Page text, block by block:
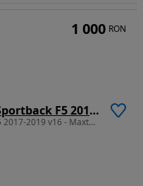
Praguri Audi S5 / A5 S-Line Sportback F5 2017-2019 v16 - Maxton Design
Praguri Audi S5 / A5 S-Line Sportback F5 2017-2019 v16 - Maxton Design
1 000 RON